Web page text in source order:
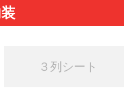
３列シート